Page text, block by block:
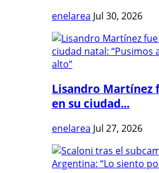
enelarea Jul 30, 2026
Lisandro Martínez
en su ciudad...
enelarea Jul 27, 2026